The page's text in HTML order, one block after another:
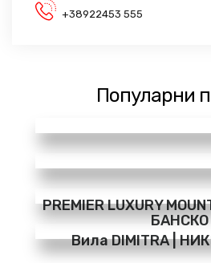
+38922453 555
Популарни
PREMIER LUXURY
БАНСКО
Вила DIMITRA |